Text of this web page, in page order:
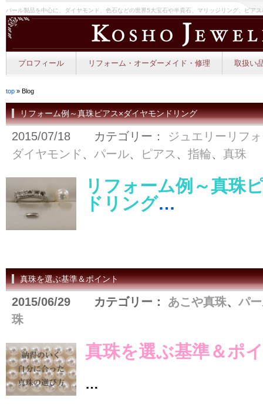
パール製品を中心に、ダイヤモンド、色石などの世界5大宝石や半貴石、マリッジリング、ピア
プロフィール リフォーム・オーダーメイド・修理 取扱い
top » Blog
リフォーム例～真珠ピアス×ダイヤモンドリング
2015/07/18 カテゴリー： ジュエリーリフ
ダイヤモンド 、 パール、 ピアス 、 指輪、 真珠
リフォーム例～真珠
ドリング…
真珠を選ぶ基準＆ポイント
2015/06/29 カテゴリー： あこや真珠、 パ
珠
真珠を選ぶ基準＆ポ
…